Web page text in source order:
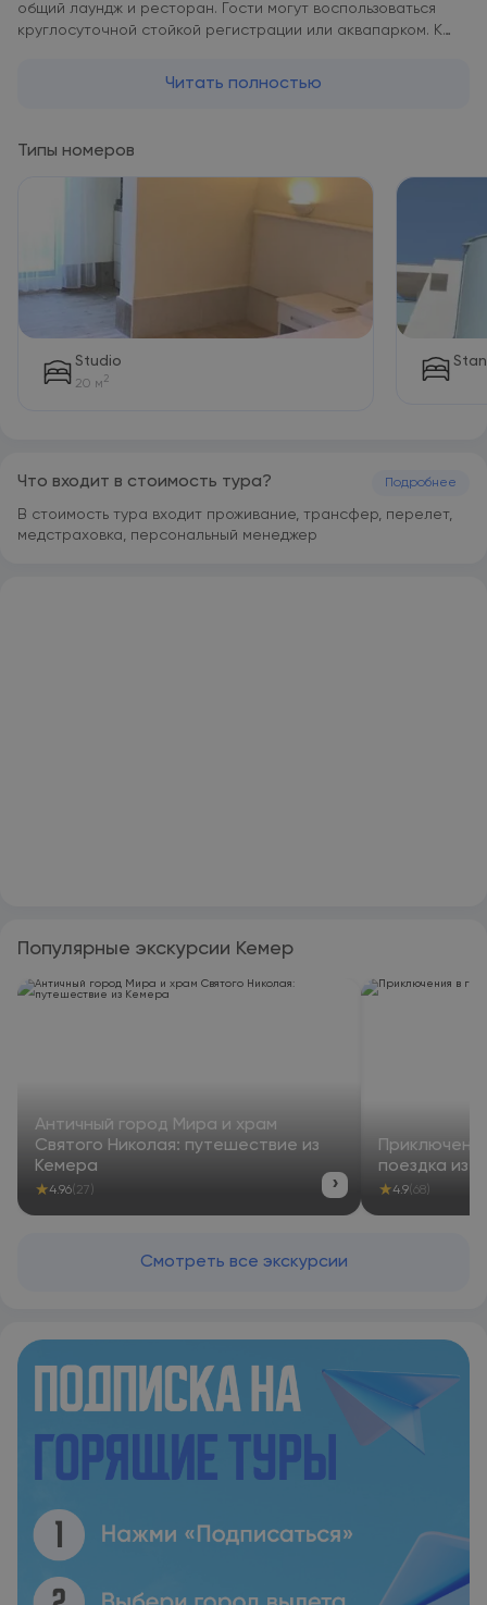
общий лаундж и ресторан. Гости могут воспользоваться
круглосуточной стойкой регистрации или аквапарком. К
телевизор. Из окон некоторых номеров в Park Avrupa Hotel
Park Avrupa Hotel располагается в 1,1 км и 40 км
соответственно от таких достопримечательностей, как
Общественный пляж Меркез-Бати и Торговый центр 5M
Migros. Аэропорт Анталья находится в 56 км.
Читать полностью
Типы номеров
Studio
20 м 2
Что входит в стоимость тура? Подробнее
В стоимость тура входит проживание, трансфер, перелет,
медстраховка, персональный менеджер
Популярные экскурсии Кемер
Античный город Мира и храм
Святого Николая: путешествие из
Кемера
★4.96(27) ›
поездка из
★4.9 (68)
Смотреть все экскурсии